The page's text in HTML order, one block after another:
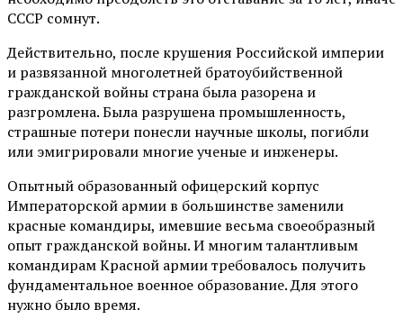
СССР сомнут.
Действительно, после крушения Российской империи
и развязанной многолетней братоубийственной
гражданской войны страна была разорена и
разгромлена. Была разрушена промышленность,
страшные потери понесли научные школы, погибли
или эмигрировали многие ученые и инженеры.
Опытный образованный офицерский корпус
Императорской армии в большинстве заменили
красные командиры, имевшие весьма своеобразный
опыт гражданской войны. И многим талантливым
командирам Красной армии требовалось получить
фундаментальное военное образование. Для этого
нужно было время.